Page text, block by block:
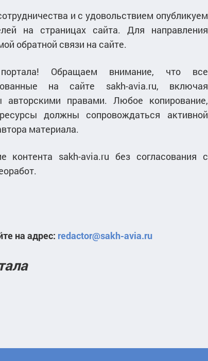
и с удовольствием опубликуем
на страницах сайта. Для направления
обратной связи на сайте.
Обращаем внимание, что все
на сайте sakh-avia.ru, включая
правами. Любое копирование,
должны сопровождаться активной
материала.
контента sakh-avia.ru без согласования с
на адрес: redactor@sakh-avia.ru